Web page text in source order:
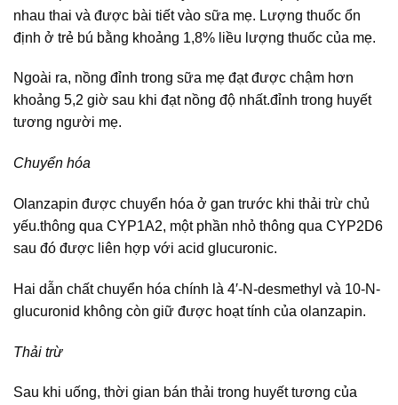
nhau thai và được bài tiết vào sữa mẹ. Lượng thuốc ổn
định ở trẻ bú bằng khoảng 1,8% liều lượng thuốc của mẹ.
Ngoài ra, nồng đỉnh trong sữa mẹ đạt được chậm hơn
khoảng 5,2 giờ sau khi đạt nồng độ nhất.đỉnh trong huyết
tương người mẹ.
Chuyển hóa
Olanzapin được chuyển hóa ở gan trước khi thải trừ chủ
yếu.thông qua CYP1A2, một phần nhỏ thông qua CYP2D6
sau đó được liên hợp với acid glucuronic.
Hai dẫn chất chuyển hóa chính là 4′-N-desmethyl và 10-N-
glucuronid không còn giữ được hoạt tính của olanzapin.
Thải trừ
Sau khi uống, thời gian bán thải trong huyết tương của